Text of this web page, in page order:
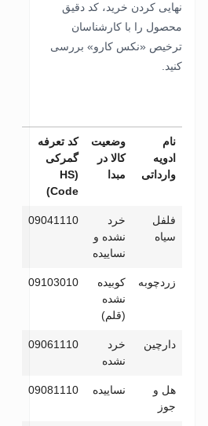
نهایی کردن خرید، کد دقیق
محصول را با کارشناسان
ترخیص «نکس کارو» بررسی
کنید.
نام
ادویه
وارداتی
وضعیت
کالا در
مبدا
کد تعرفه
گمرکی
(HS
Code)
فلفل
سیاه
خرد
نشده و
نساییده
09041110
زردچوبه
کوبیده
نشده
(قلم)
09103010
دارچین
خرد
نشده
09061110
هل و
جوز
نساییده 09081110